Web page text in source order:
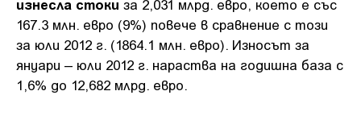
изнесла стоки за 2,031 млрд. евро, което е със
167.3 млн. евро (9%) повече в сравнение с този
за юли 2012 г. (1864.1 млн. евро). Износът за
януари – юли 2012 г. нараства на годишна база с
1,6% до 12,682 млрд. евро.